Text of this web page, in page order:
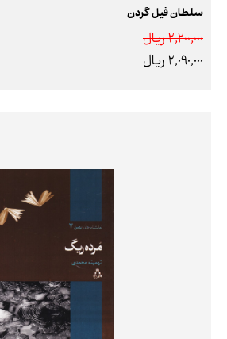
سلطان فیل گردن
2,200,000 ريال
2,090,000 ريال